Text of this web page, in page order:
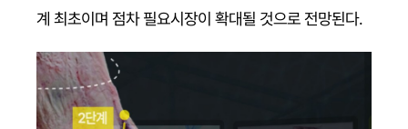
계 최초이며 점차 필요시장이 확대될 것으로 전망된다.